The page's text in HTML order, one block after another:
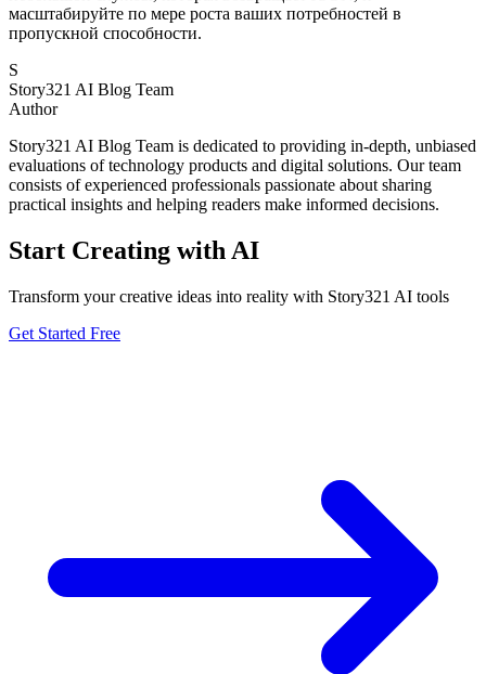
масштабируйте по мере роста ваших потребностей в
пропускной способности.
S
Story321 AI Blog Team
Author
Story321 AI Blog Team is dedicated to providing in-depth, unbiased
evaluations of technology products and digital solutions. Our team
consists of experienced professionals passionate about sharing
practical insights and helping readers make informed decisions.
Start Creating with AI
Transform your creative ideas into reality with Story321 AI tools
Get Started Free